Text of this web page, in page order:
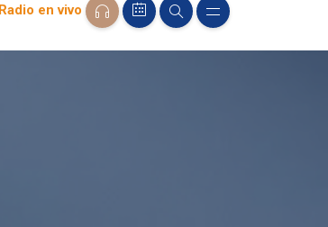
Radio en vivo